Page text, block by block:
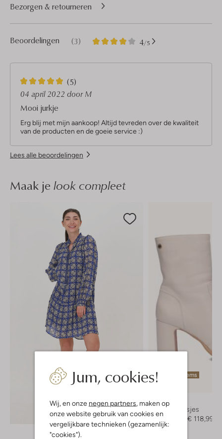
Jum, cookies!
Wij, en onze negen partners , maken op
onze website gebruik van cookies en
vergelijkbare technieken (gezamenlijk:
"cookies").
Beoordelingen (3) 4/5
3
4
Bezorgen & retourneren
5
t
e
r
r
(5)
04 april 2022 door M
Mooi jurkje
Erg blij met mijn aankoop! Altijd tevreden over de kwaliteit
van de producten en de goeie service :)
Lees alle beoordelingen
Maak je look compleet
Ontdek de look
Laatste items
Notre-V
Enkellaarsjes
€ 169,95
€ 118,99